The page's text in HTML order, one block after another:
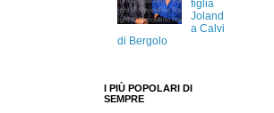
figlia
Joland
a Calvi
di Bergolo
I PIÙ POPOLARI DI
SEMPRE